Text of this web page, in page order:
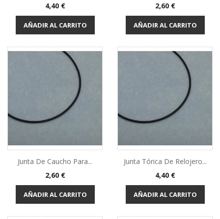
Precio
4,40 €
AÑADIR AL CARRITO
Precio
2,60 €
AÑADIR AL CARRITO
Junta De Caucho Para...
Precio
2,60 €
AÑADIR AL CARRITO
Junta Tórica De Relojero...
Precio
4,40 €
AÑADIR AL CARRITO